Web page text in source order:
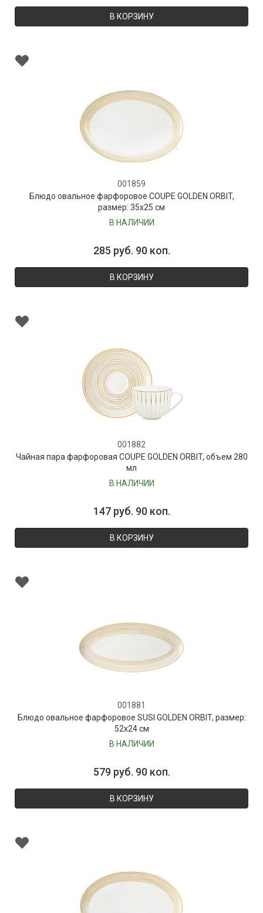
В КОРЗИНУ
001859
Блюдо овальное фарфоровое COUPE GOLDEN ORBIT,
размер: 35х25 см
В НАЛИЧИИ
285 руб. 90 коп.
В КОРЗИНУ
001882
Чайная пара фарфоровая COUPE GOLDEN ORBIT, объем 280
мл
В НАЛИЧИИ
147 руб. 90 коп.
В КОРЗИНУ
001881
Блюдо овальное фарфоровое SUSI GOLDEN ORBIT, размер:
52х24 см
В НАЛИЧИИ
579 руб. 90 коп.
В КОРЗИНУ